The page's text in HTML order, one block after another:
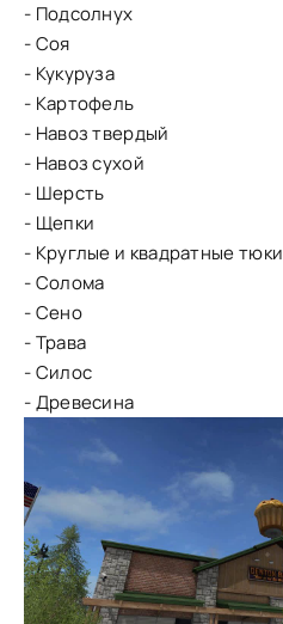
- Подсолнух
- Соя
- Кукуруза
- Картофель
- Навоз твердый
- Навоз сухой
- Шерсть
- Щепки
- Круглые и квадратные тюки
- Солома
- Сено
- Трава
- Силос
- Древесина